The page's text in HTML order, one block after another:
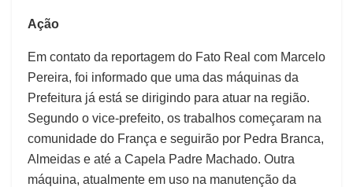
Ação
Em contato da reportagem do Fato Real com Marcelo
Pereira, foi informado que uma das máquinas da
Prefeitura já está se dirigindo para atuar na região.
Segundo o vice-prefeito, os trabalhos começaram na
comunidade do França e seguirão por Pedra Branca,
Almeidas e até a Capela Padre Machado. Outra
máquina, atualmente em uso na manutenção da